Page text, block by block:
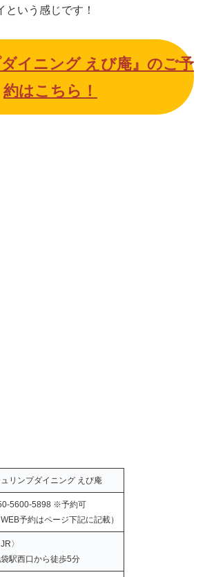
という感じです！
イニング えび庵』のご予
約はこちら！
リンプダイニング えび庵
5600-5898 ※予約可
WEB予約はページ下記に記載）
JR〉
駅西口から徒歩5分